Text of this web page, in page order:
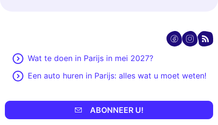
Wat te doen in Parijs in mei 2027?
Een auto huren in Parijs: alles wat u moet weten!
ABONNEER U!